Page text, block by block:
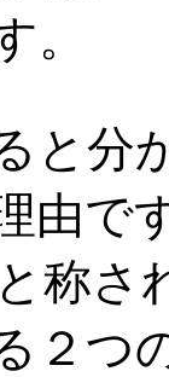
。
と分
由で
称
つ